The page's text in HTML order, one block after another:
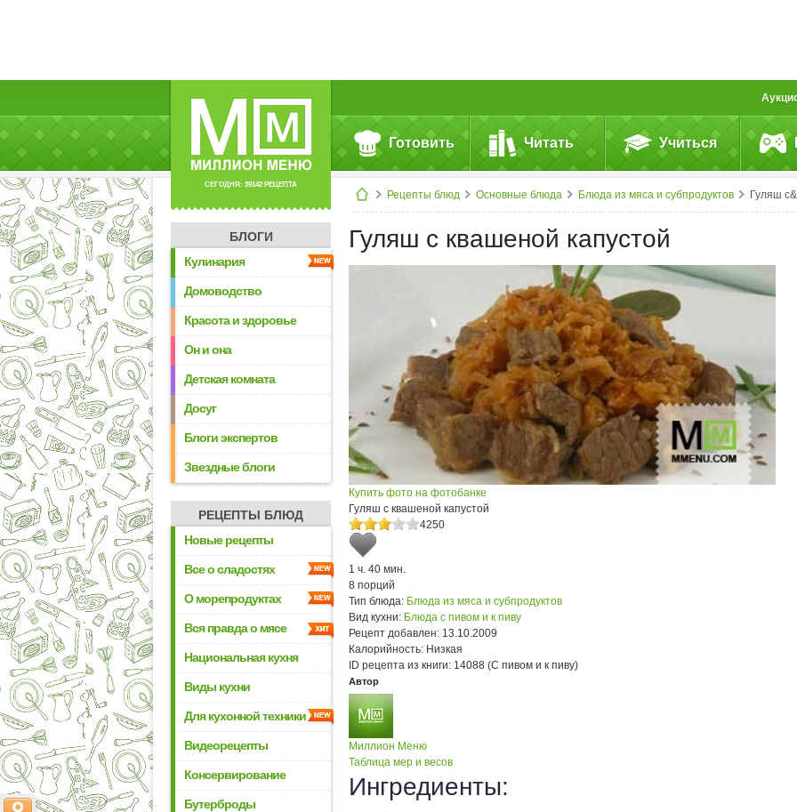
СЕГОДНЯ: 39142 РЕЦЕПТА
Готовить Читать Учиться
Рецепты блюд Основные блюда Блюда из мяса и субпродуктов Гуляш с&nbsp;квашеной капустой
БЛОГИ
Кулинария
Домоводство
Красота и здоровье
Он и она
Детская комната
Досуг
Блоги экспертов
Звездные блоги
РЕЦЕПТЫ БЛЮД
Новые рецепты
Все о сладостях
О морепродуктах
Вся правда о мясе
Национальная кухня
Виды кухни
Для кухонной техники
Видеорецепты
Консервирование
Бутерброды
Гуляш с квашеной капустой
Купить фото на фотобанке
Гуляш с квашеной капустой
4250
1 ч. 40 мин.
8 порций
Тип блюда: Блюда из мяса и субпродуктов
Вид кухни: Блюда с пивом и к пиву
Рецепт добавлен: 13.10.2009
Калорийность: Низкая
ID рецепта из книги: 14088 (С пивом и к пиву)
Автор
Миллион Меню
Таблица мер и весов
Ингредиенты: